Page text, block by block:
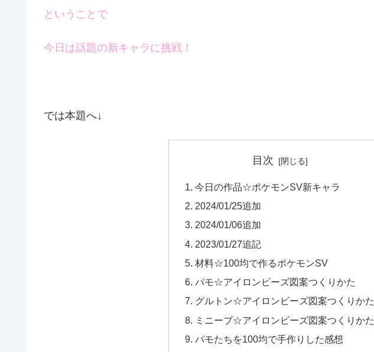
ということで
今日は話題の新キャラに挑戦！
では本題へ↓
目次
今日の作品☆ポケモンSV新キャラ
2024/01/25追加
2024/01/06追加
2023/01/27追記
材料☆100均で作るポケモンSV
パモ☆アイロンビーズ図案つくりかた
グルトン☆アイロンビーズ図案つくりかた
ミニーブ☆アイロンビーズ図案つくりかた
パモたちを100均で手作りした感想